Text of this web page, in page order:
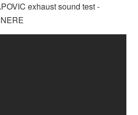
exhaust sound test -